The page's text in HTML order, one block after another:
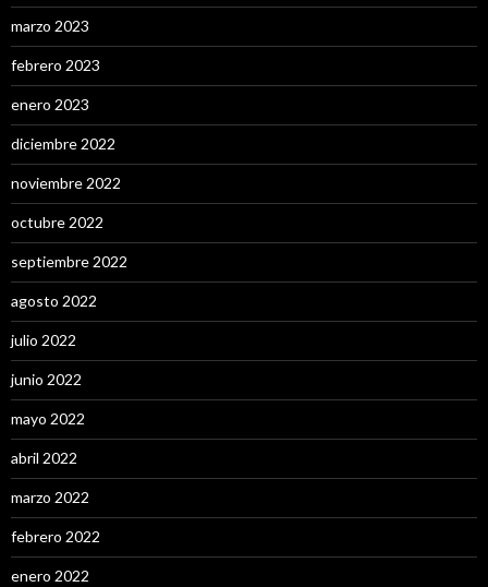
marzo 2023
febrero 2023
enero 2023
diciembre 2022
noviembre 2022
octubre 2022
septiembre 2022
agosto 2022
julio 2022
junio 2022
mayo 2022
abril 2022
marzo 2022
febrero 2022
enero 2022